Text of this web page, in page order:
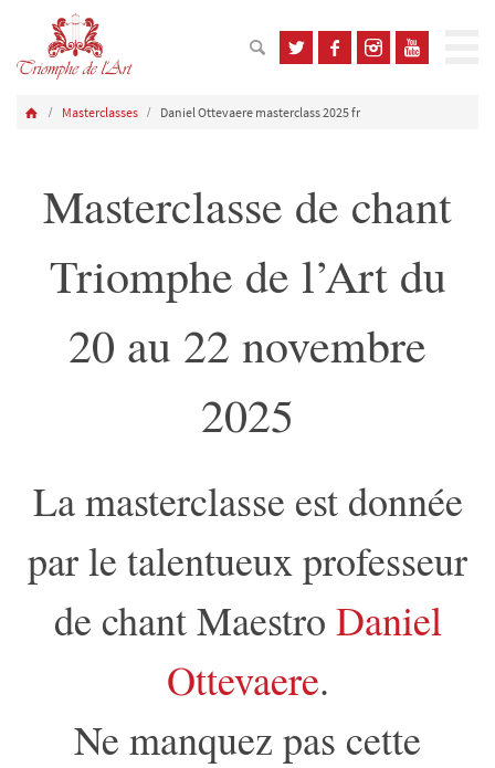
Masterclasses Daniel Ottevaere masterclass 2025 fr
Masterclasse de chant
Triomphe de l’Art du
20 au 22 novembre
2025
La masterclasse est donnée
par le talentueux professeur
de chant Maestro Daniel
Ottevaere.
Ne manquez pas cette